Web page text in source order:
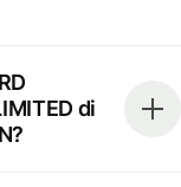
di